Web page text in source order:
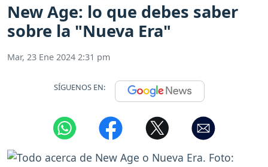
New Age: lo que debes saber
sobre la "Nueva Era"
Mar, 23 Ene 2024 2:31 pm
SÍGUENOS EN: